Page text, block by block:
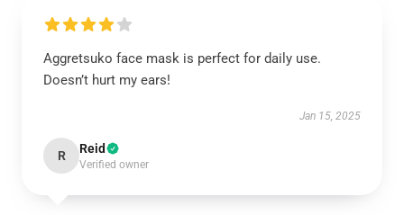
Aggretsuko face mask is perfect for daily use.
Doesn’t hurt my ears!
Jan 15, 2025
R Reid
Verified owner